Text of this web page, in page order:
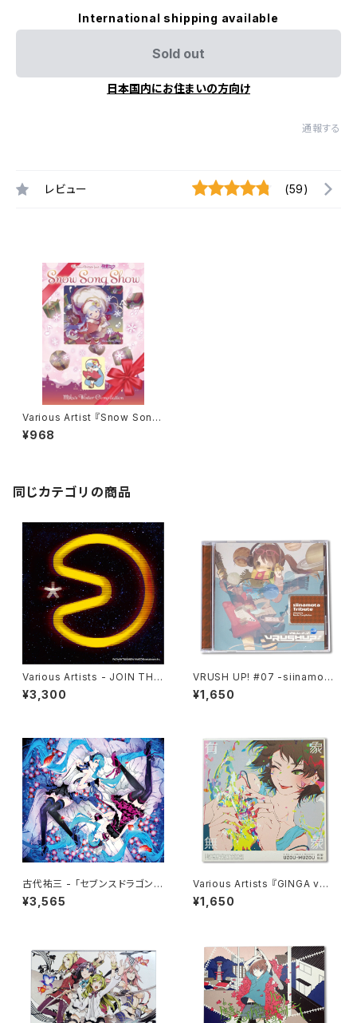
International shipping available
Sold out
日本国内にお住まいの方向け
通報する
レビュー (59)
Various Artist 『Snow Song
Show』
¥968
同じカテゴリの商品
Various Artists - JOIN THE
PAC - PAC-MAN 40th ANNI
VERSARY ALBUM -
¥3,300
VRUSH UP! #07 -siinamota
Tribute-
¥1,650
古代祐三 - 「セブンスドラゴン２
０２０&２０２０-Ⅱ」 初音ミク・ア
レンジトラックス
¥3,565
Various Artists 『GINGA vs
U/M/A/A presents “有象無
象”』
¥1,650